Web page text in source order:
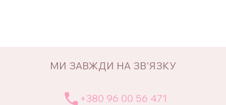
МИ ЗАВЖДИ НА ЗВ'ЯЗКУ
+380 96 00 56 471